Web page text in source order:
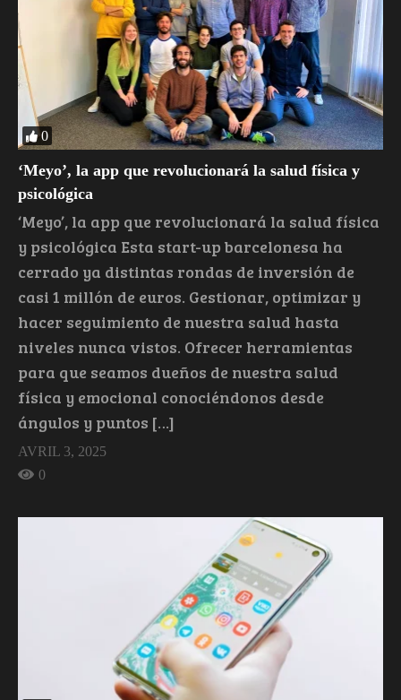
0
‘Meyo’, la app que revolucionará la salud física y
psicológica
‘Meyo’, la app que revolucionará la salud física
y psicológica Esta start-up barcelonesa ha
cerrado ya distintas rondas de inversión de
casi 1 millón de euros. Gestionar, optimizar y
hacer seguimiento de nuestra salud hasta
niveles nunca vistos. Ofrecer herramientas
para que seamos dueños de nuestra salud
física y emocional conociéndonos desde
ángulos y puntos […]
AVRIL 3, 2025
0